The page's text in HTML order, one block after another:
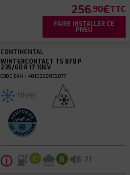
256.90€TTC
FAIRE INSTALLER CE
PNEU
CONTINENTAL
WINTERCONTACT TS 870 P
235/60 R 17 106V
CODE EAN : 4019238072877
Hiver
ⓘ C B B 71